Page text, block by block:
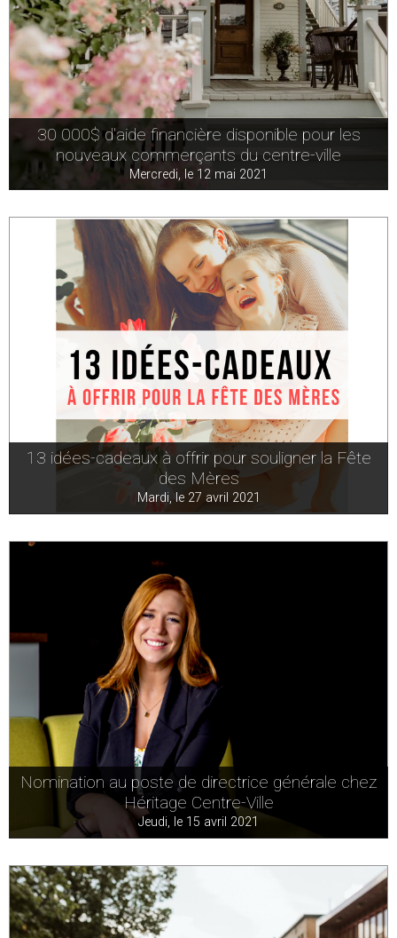
30 000$ d'aide financière disponible pour les
nouveaux commerçants du centre-ville
Mercredi, le 12 mai 2021
13 idées-cadeaux à offrir pour souligner la Fête
des Mères
Mardi, le 27 avril 2021
Nomination au poste de directrice générale chez
Héritage Centre-Ville
Jeudi, le 15 avril 2021